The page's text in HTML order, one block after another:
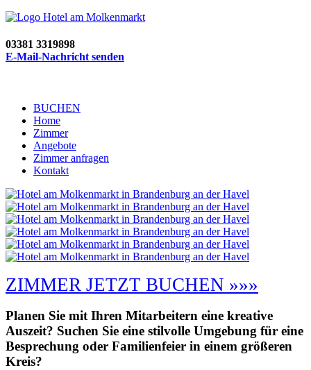
03381 3319898
E-Mail-Nachricht senden
BUCHEN
Home
Zimmer
Angebote
Zimmer anfragen
Kontakt
ZIMMER JETZT BUCHEN »»»
Planen Sie mit Ihren Mitarbeitern eine kreative
Auszeit? Suchen Sie eine stilvolle Umgebung für eine
Besprechung oder Familienfeier in einem größeren
Kreis?